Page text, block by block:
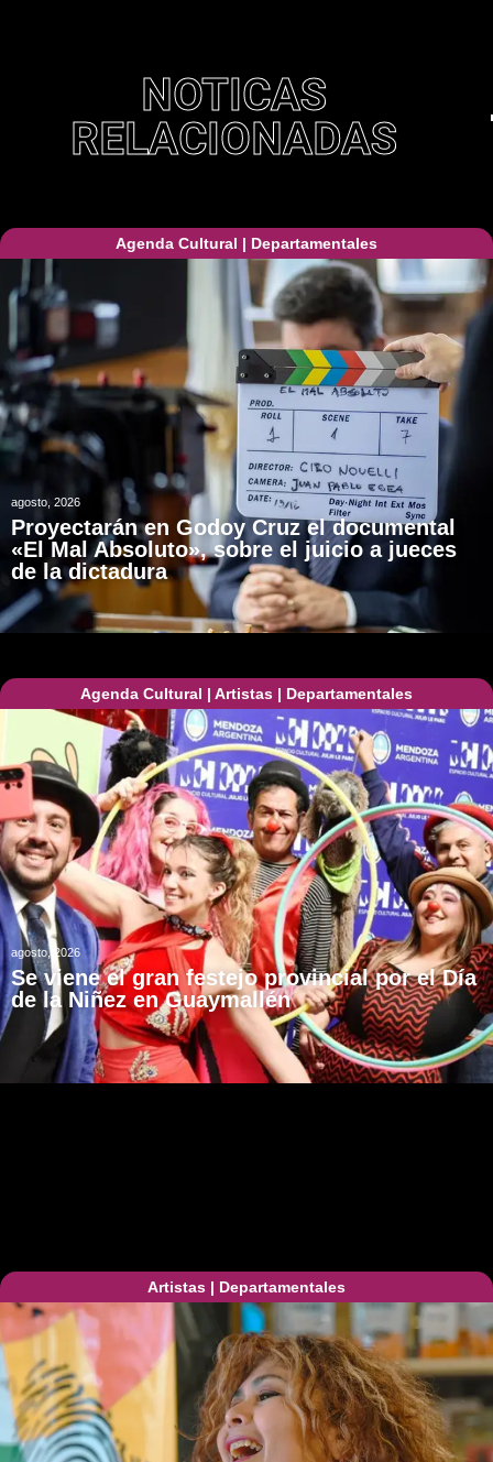
NOTICAS
RELACIONADAS
Agenda Cultural | Departamentales
agosto, 2026
Proyectarán en Godoy Cruz el documental
«El Mal Absoluto», sobre el juicio a jueces
de la dictadura
Agenda Cultural | Artistas | Departamentales
agosto, 2026
Se viene el gran festejo provincial por el Día
de la Niñez en Guaymallén
Artistas | Departamentales